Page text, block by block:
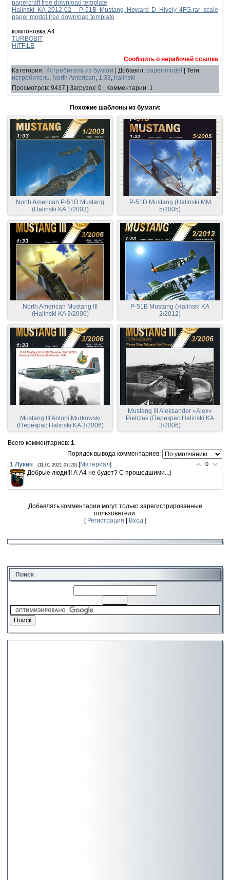
papercraft free download template
Halinski KA 2012-02 - P-51B Mustang Howard D Hively 4FG.rar scale
paper model free download template
компоновка А4
TURBOBIT
HITFILE
Сообщить о нерабочей ссылке
Категория: Истребитель из бумаги Добавил: paper-model Теги:
истребитель, North American, 1:33, halinski
Просмотров: 9437 Загрузок: 0 Комментарии: 1
Похожие шаблоны из бумаги:
North American P-51D Mustang
(Halinski KA 1/2003)
P-51D Mustang (Halinski MM
5/2005)
North American Mustang III
(Halinski KA 3/2006)
P-51B Mustang (Halinski KA
2/2012)
Mustang III Antoni Murkowski
(Перекрас Halinski KA 3/2006)
Mustang III Aleksander «Alex»
Pietrzak (Перекрас Halinski KA
3/2006)
Всего комментариев: 1
Порядок вывода комментариев:
0
1 Лукич (11.01.2021 07:29) [Материал]
Добрые люди!!! А А4 не будет? С прошедшими...)
Добавлять комментарии могут только зарегистрированные
пользователи.
[ Регистрация Вход]
Поиск